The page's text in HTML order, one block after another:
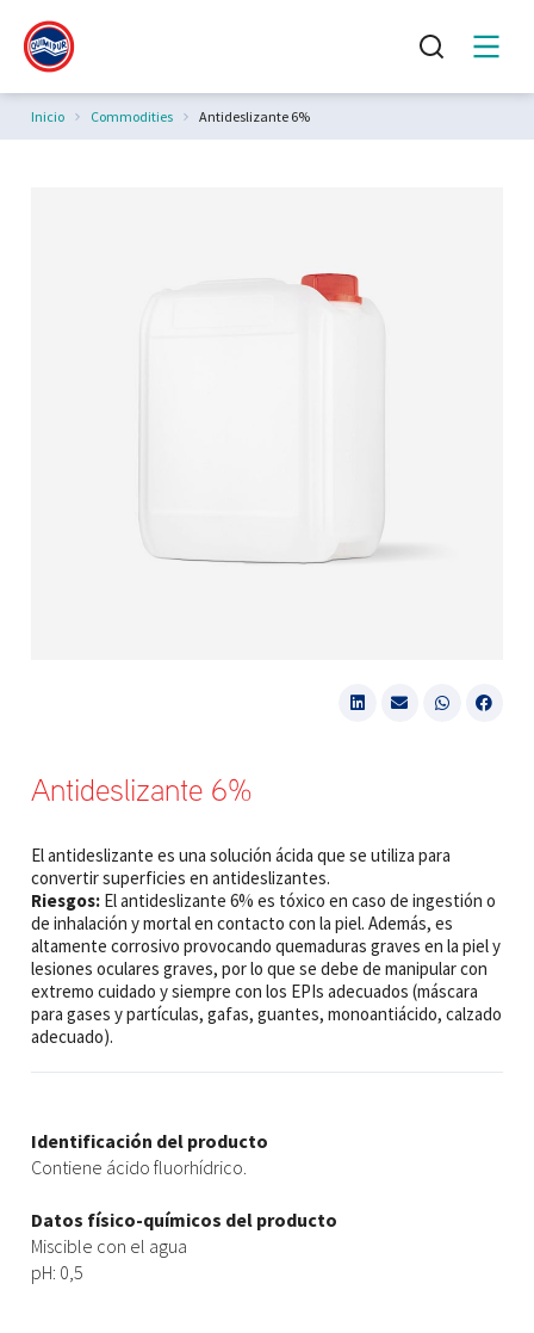
Estás aquí:
Inicio Commodities Antideslizante 6%
Antideslizante 6%
El antideslizante es una solución ácida que se utiliza para
convertir superficies en antideslizantes.
Riesgos: El antideslizante 6% es tóxico en caso de ingestión o
de inhalación y mortal en contacto con la piel. Además, es
altamente corrosivo provocando quemaduras graves en la piel y
lesiones oculares graves, por lo que se debe de manipular con
extremo cuidado y siempre con los EPIs adecuados (máscara
para gases y partículas, gafas, guantes, monoantiácido, calzado
adecuado).
Identificación del producto
Contiene ácido fluorhídrico.
Datos físico-químicos del producto
Miscible con el agua
pH: 0,5